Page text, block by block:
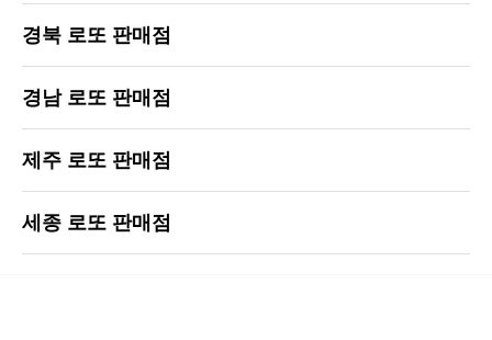
경북 로또 판매점
경남 로또 판매점
제주 로또 판매점
세종 로또 판매점